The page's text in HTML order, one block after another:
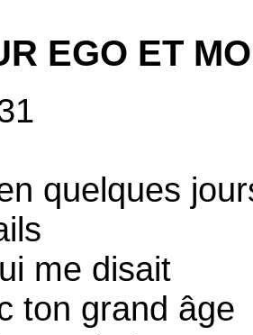
EGO ET
quelques
me disait
ton grand âge